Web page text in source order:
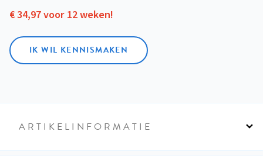
€ 34,97 voor 12 weken!
IK WIL KENNISMAKEN
ARTIKELINFORMATIE